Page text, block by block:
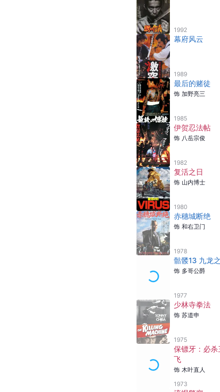
1992
幕府风云
1989
最后的赌徒
饰 加野亮三
1985
伊贺忍法帖
饰 八岳宗俊
1982
复活之日
饰 山内博士
1980
赤穗城断绝
饰 和右卫门
1978
骷髅13 九龙
饰 多哥公爵
1977
少林寺拳法
饰 苏道申
1975
保镖牙：必杀
飞
饰 木叶直人
1973